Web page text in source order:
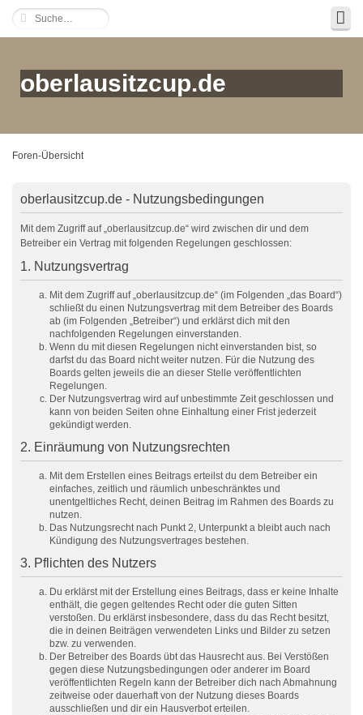
oberlausitzcup.de
Foren-Übersicht
oberlausitzcup.de - Nutzungsbedingungen
Mit dem Zugriff auf „oberlausitzcup.de“ wird zwischen dir und dem
Betreiber ein Vertrag mit folgenden Regelungen geschlossen:
1. Nutzungsvertrag
Mit dem Zugriff auf „oberlausitzcup.de“ (im Folgenden „das Board“)
schließt du einen Nutzungsvertrag mit dem Betreiber des Boards
ab (im Folgenden „Betreiber“) und erklärst dich mit den
nachfolgenden Regelungen einverstanden.
Wenn du mit diesen Regelungen nicht einverstanden bist, so
darfst du das Board nicht weiter nutzen. Für die Nutzung des
Boards gelten jeweils die an dieser Stelle veröffentlichten
Regelungen.
Der Nutzungsvertrag wird auf unbestimmte Zeit geschlossen und
kann von beiden Seiten ohne Einhaltung einer Frist jederzeit
gekündigt werden.
2. Einräumung von Nutzungsrechten
Mit dem Erstellen eines Beitrags erteilst du dem Betreiber ein
einfaches, zeitlich und räumlich unbeschränktes und
unentgeltliches Recht, deinen Beitrag im Rahmen des Boards zu
nutzen.
Das Nutzungsrecht nach Punkt 2, Unterpunkt a bleibt auch nach
Kündigung des Nutzungsvertrages bestehen.
3. Pflichten des Nutzers
Du erklärst mit der Erstellung eines Beitrags, dass er keine Inhalte
enthält, die gegen geltendes Recht oder die guten Sitten
verstoßen. Du erklärst insbesondere, dass du das Recht besitzt,
die in deinen Beiträgen verwendeten Links und Bilder zu setzen
bzw. zu verwenden.
Der Betreiber des Boards übt das Hausrecht aus. Bei Verstößen
gegen diese Nutzungsbedingungen oder anderer im Board
veröffentlichten Regeln kann der Betreiber dich nach Abmahnung
zeitweise oder dauerhaft von der Nutzung dieses Boards
ausschließen und dir ein Hausverbot erteilen.